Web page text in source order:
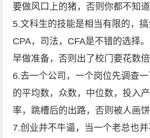
要做风口上的猪，否则你都不知道
5.文科生的技能是相当有限的，搞
CPA，司法，CFA是不错的选择
早做准备，否则出了校门要花数倍
6.去一个公司，一个岗位先调查
的平均数，众数，中位数，投入
率，跳槽后的出路，否则被人画饼
7.创业并不牛逼，当一个老总也